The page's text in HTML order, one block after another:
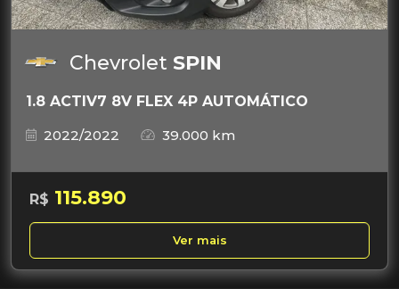
Chevrolet SPIN
1.8 ACTIV7 8V FLEX 4P AUTOMÁTICO
2022/2022
39.000 km
R$ 115.890
Ver mais